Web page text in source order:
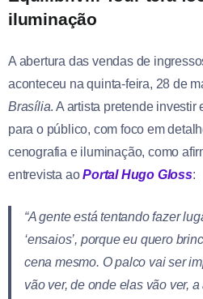
iluminação
A abertura das vendas de
aconteceu na quinta-feira, 28 de
Brasília. A artista pretende
para o público, com foco em
cenografia e iluminação, como
entrevista ao Portal Hugo Gloss:
“A gente está tentando fazer
‘ensaios’, porque eu quero
cena mesmo. O palco vai ser
vão ver, de onde elas vão ver,